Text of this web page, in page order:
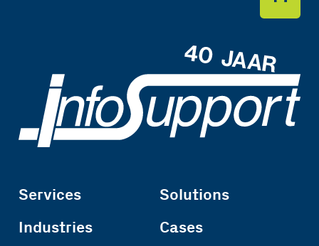
Services
Solutions
Industries
Cases